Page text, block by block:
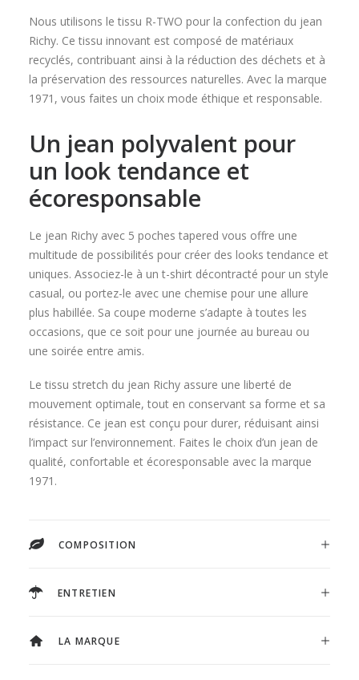
Nous utilisons le tissu R-TWO pour la confection du jean
Richy. Ce tissu innovant est composé de matériaux
recyclés, contribuant ainsi à la réduction des déchets et à
la préservation des ressources naturelles. Avec la marque
1971, vous faites un choix mode éthique et responsable.
Un jean polyvalent pour
un look tendance et
écoresponsable
Le jean Richy avec 5 poches tapered vous offre une
multitude de possibilités pour créer des looks tendance et
uniques. Associez-le à un t-shirt décontracté pour un style
casual, ou portez-le avec une chemise pour une allure
plus habillée. Sa coupe moderne s’adapte à toutes les
occasions, que ce soit pour une journée au bureau ou
une soirée entre amis.
Le tissu stretch du jean Richy assure une liberté de
mouvement optimale, tout en conservant sa forme et sa
résistance. Ce jean est conçu pour durer, réduisant ainsi
l’impact sur l’environnement. Faites le choix d’un jean de
qualité, confortable et écoresponsable avec la marque
1971.
COMPOSITION
ENTRETIEN
LA MARQUE